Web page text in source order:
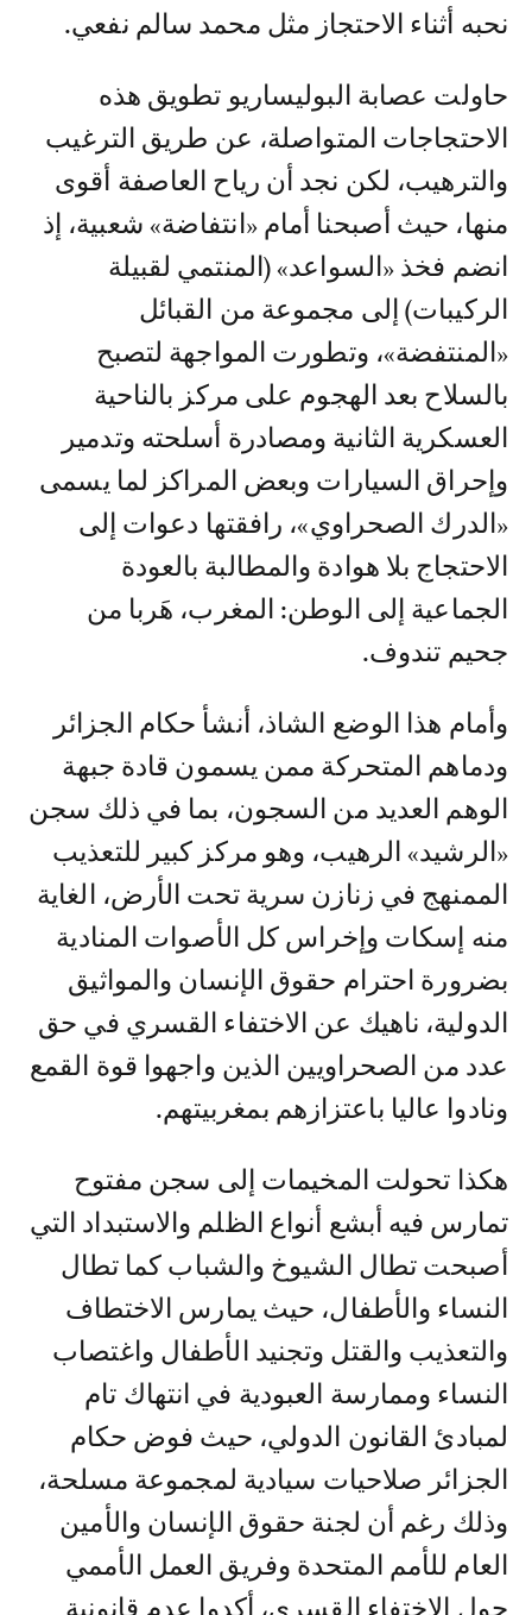
نحبه أثناء الاحتجاز مثل محمد سالم نفعي.
حاولت عصابة البوليساريو تطويق هذه
الاحتجاجات المتواصلة، عن طريق الترغيب
والترهيب، لكن نجد أن رياح العاصفة أقوى
منها، حيث أصبحنا أمام «انتفاضة» شعبية، إذ
انضم فخذ «السواعد» (المنتمي لقبيلة
الركيبات) إلى مجموعة من القبائل
«المنتفضة»، وتطورت المواجهة لتصبح
بالسلاح بعد الهجوم على مركز بالناحية
العسكرية الثانية ومصادرة أسلحته وتدمير
وإحراق السيارات وبعض المراكز لما يسمى
«الدرك الصحراوي»، رافقتها دعوات إلى
الاحتجاج بلا هوادة والمطالبة بالعودة
الجماعية إلى الوطن: المغرب، هَربا من
جحيم تندوف.
وأمام هذا الوضع الشاذ، أنشأ حكام الجزائر
ودماهم المتحركة ممن يسمون قادة جبهة
الوهم العديد من السجون، بما في ذلك سجن
«الرشيد» الرهيب، وهو مركز كبير للتعذيب
الممنهج في زنازن سرية تحت الأرض، الغاية
منه إسكات وإخراس كل الأصوات المنادية
بضرورة احترام حقوق الإنسان والمواثيق
الدولية، ناهيك عن الاختفاء القسري في حق
عدد من الصحراويين الذين واجهوا قوة القمع
ونادوا عاليا باعتزازهم بمغربيتهم.
هكذا تحولت المخيمات إلى سجن مفتوح
تمارس فيه أبشع أنواع الظلم والاستبداد التي
أصبحت تطال الشيوخ والشباب كما تطال
النساء والأطفال، حيث يمارس الاختطاف
والتعذيب والقتل وتجنيد الأطفال واغتصاب
النساء وممارسة العبودية في انتهاك تام
لمبادئ القانون الدولي، حيث فوض حكام
الجزائر صلاحيات سيادية لمجموعة مسلحة،
وذلك رغم أن لجنة حقوق الإنسان والأمين
العام للأمم المتحدة وفريق العمل الأممي